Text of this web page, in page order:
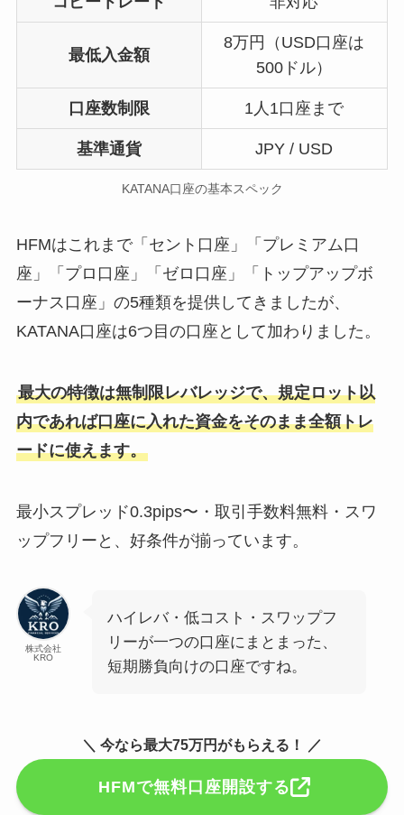
最低入金額
8万円（USD口座は
500ドル）
口座数制限 1人1口座まで
基準通貨 JPY / USD
KATANA口座の基本スペック
HFMはこれまで「セント口座」「プレミアム口
座」「プロ口座」「ゼロ口座」「トップアップボ
ーナス口座」の5種類を提供してきましたが、
KATANA口座は6つ目の口座として加わりました。
最大の特徴は無制限レバレッジで、規定ロット以
内であれば口座に入れた資金をそのまま全額トレ
ードに使えます。
最小スプレッド0.3pips〜・取引手数料無料・スワ
ップフリーと、好条件が揃っています。
株式会社
KRO
ハイレバ・低コスト・スワップフ
リーが一つの口座にまとまった、
短期勝負向けの口座ですね。
＼ 今なら最大75万円がもらえる！ ／
HFMで無料口座開設する